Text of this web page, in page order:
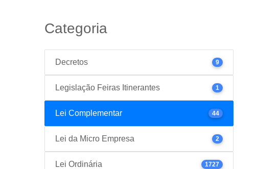
Categoria
Decretos 9
Legislação Feiras Itinerantes 1
Lei Complementar 44
Lei da Micro Empresa 2
Lei Ordinária 1727